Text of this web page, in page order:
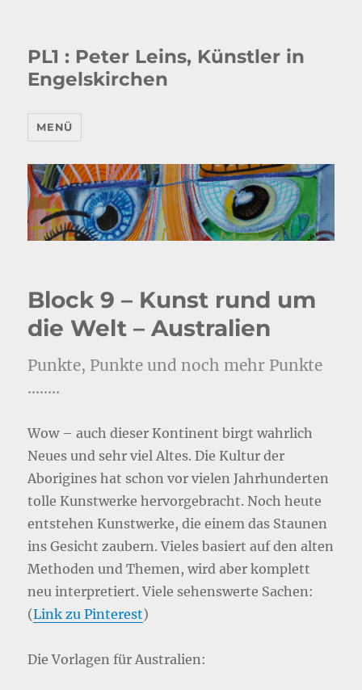
PL1 : Peter Leins, Künstler in
Engelskirchen
MENÜ
Block 9 – Kunst rund um
die Welt – Australien
Punkte, Punkte und noch mehr Punkte
……..
Wow – auch dieser Kontinent birgt wahrlich
Neues und sehr viel Altes. Die Kultur der
Aborigines hat schon vor vielen Jahrhunderten
tolle Kunstwerke hervorgebracht. Noch heute
entstehen Kunstwerke, die einem das Staunen
ins Gesicht zaubern. Vieles basiert auf den alten
Methoden und Themen, wird aber komplett
neu interpretiert. Viele sehenswerte Sachen:
(Link zu Pinterest)
Die Vorlagen für Australien: